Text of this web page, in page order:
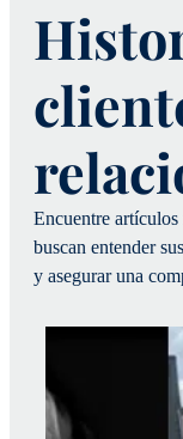
Encuentre
buscan entender
y asegurar una